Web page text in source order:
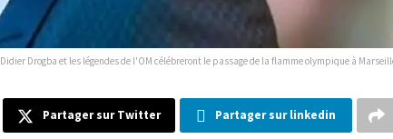
Didier Drogba et les légendes de l'OM célébreront le passage de la flamme olympique à
Partager sur Twitter Partager sur linkedin